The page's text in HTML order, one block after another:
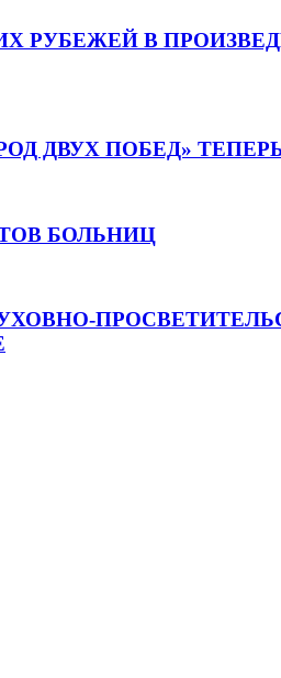
РУБЕЖЕЙ В
ДВУХ ПОБЕД»
БОЛЬНИЦ